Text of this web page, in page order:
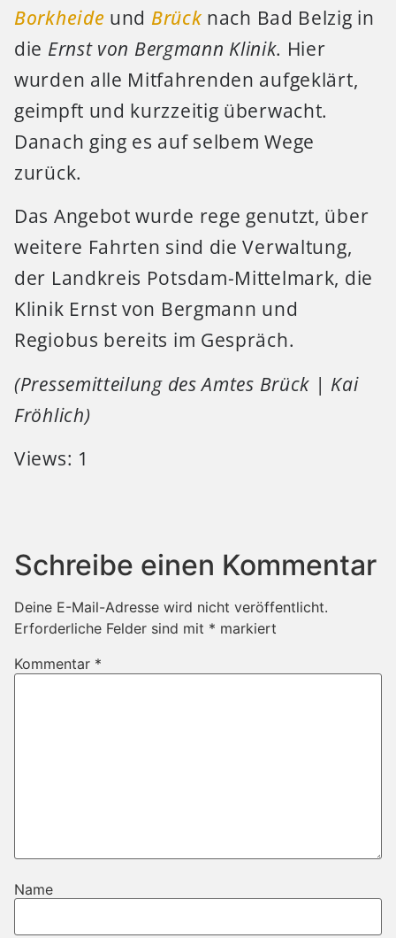
Borkheide und Brück nach Bad Belzig in
die Ernst von Bergmann Klinik. Hier
wurden alle Mitfahrenden aufgeklärt,
geimpft und kurzzeitig überwacht.
Danach ging es auf selbem Wege
zurück.
Das Angebot wurde rege genutzt, über
weitere Fahrten sind die Verwaltung,
der Landkreis Potsdam-Mittelmark, die
Klinik Ernst von Bergmann und
Regiobus bereits im Gespräch.
(Pressemitteilung des Amtes Brück | Kai
Fröhlich)
Views: 1
Schreibe einen Kommentar
Deine E-Mail-Adresse wird nicht veröffentlicht.
Erforderliche Felder sind mit * markiert
Kommentar *
Name